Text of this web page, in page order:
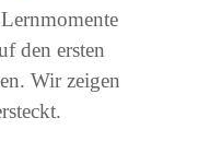
den ersten
Wir zeigen